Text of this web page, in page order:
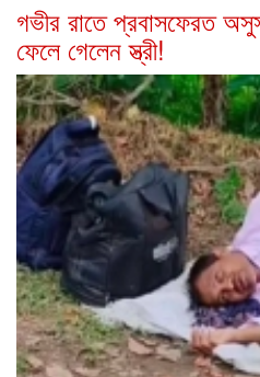
গভীর রাতে প্রবাসফেরত
ফেলে গেলেন স্ত্রী!